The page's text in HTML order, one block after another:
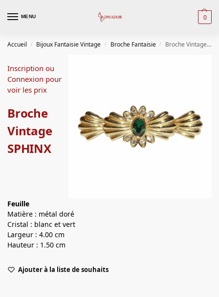
MENU 0
Accueil / Bijoux Fantaisie Vintage / Broche Fantaisie / Broche Vintage SPHINX
Inscription ou
Connexion pour
voir les prix
Broche
Vintage
SPHINX
Feuille
Matière : métal doré
Cristal : blanc et vert
Largeur : 4.00 cm
Hauteur : 1.50 cm
Ajouter à la liste de souhaits